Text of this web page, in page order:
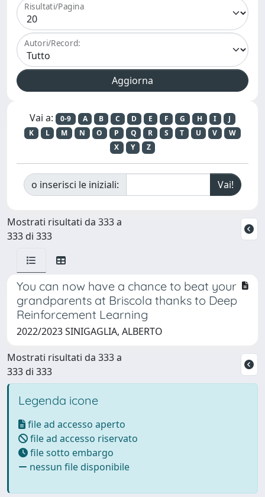
Risultati/Pagina
Autori/Record:
Vai a: 0-9 A B C D E F G H I
J
K
L M N O P Q R S T U V
W
X
Y Z
o inserisci le iniziali:
Mostrati risultati da 333 a
333 di 333
You can now have a chance to beat your
grandparents at Briscola thanks to Deep
Reinforcement Learning
2022/2023 SINIGAGLIA, ALBERTO
Mostrati risultati da 333 a
333 di 333
Legenda icone
file ad accesso aperto
file ad accesso riservato
file sotto embargo
nessun file disponibile